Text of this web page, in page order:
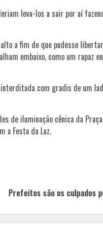
leva-los a sair por aí
a fim de que pudesse
embaixo, como um rapaz
com gradis de um
de iluminação cênica da
a Festa da Luz.
Prefeitos são os culpados